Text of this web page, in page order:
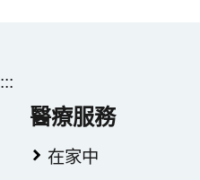
:::
醫療服務
在家中